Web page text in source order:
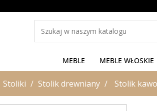
MEBLE MEBLE WŁOSKIE
Stoliki Stolik drewniany Stolik